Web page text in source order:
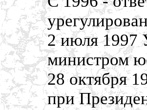
2 июля 1997
министром
28 октября
при